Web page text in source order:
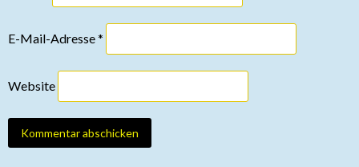
E-Mail-Adresse*
Website